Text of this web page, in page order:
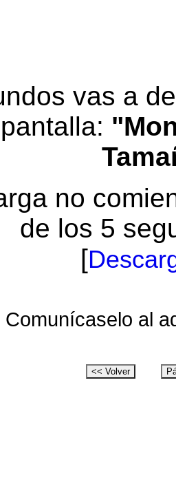
vas a
pantalla:
no
de los 5
[
Comunícaselo al